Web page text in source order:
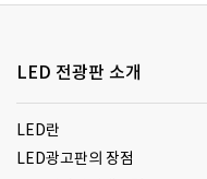
LED 전광판 소개
LED란
LED광고판의 장점